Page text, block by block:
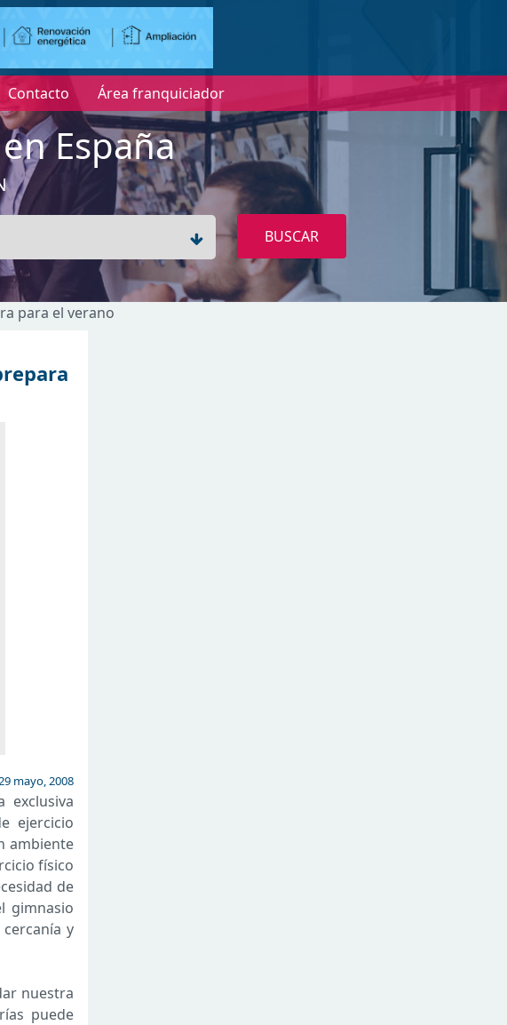
Contacto Área franquiciador
España
BUSCAR
para el verano
mayo, 2008
exclusiva
ejercicio
ambiente
físico
de
gimnasio
y
nuestra
puede